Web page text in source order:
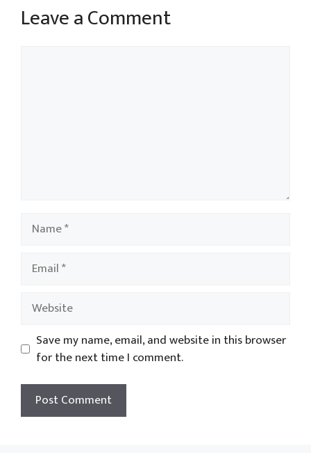
Leave a Comment
Name
Email
Website
Save my name, email, and website in this browser
for the next time I comment.